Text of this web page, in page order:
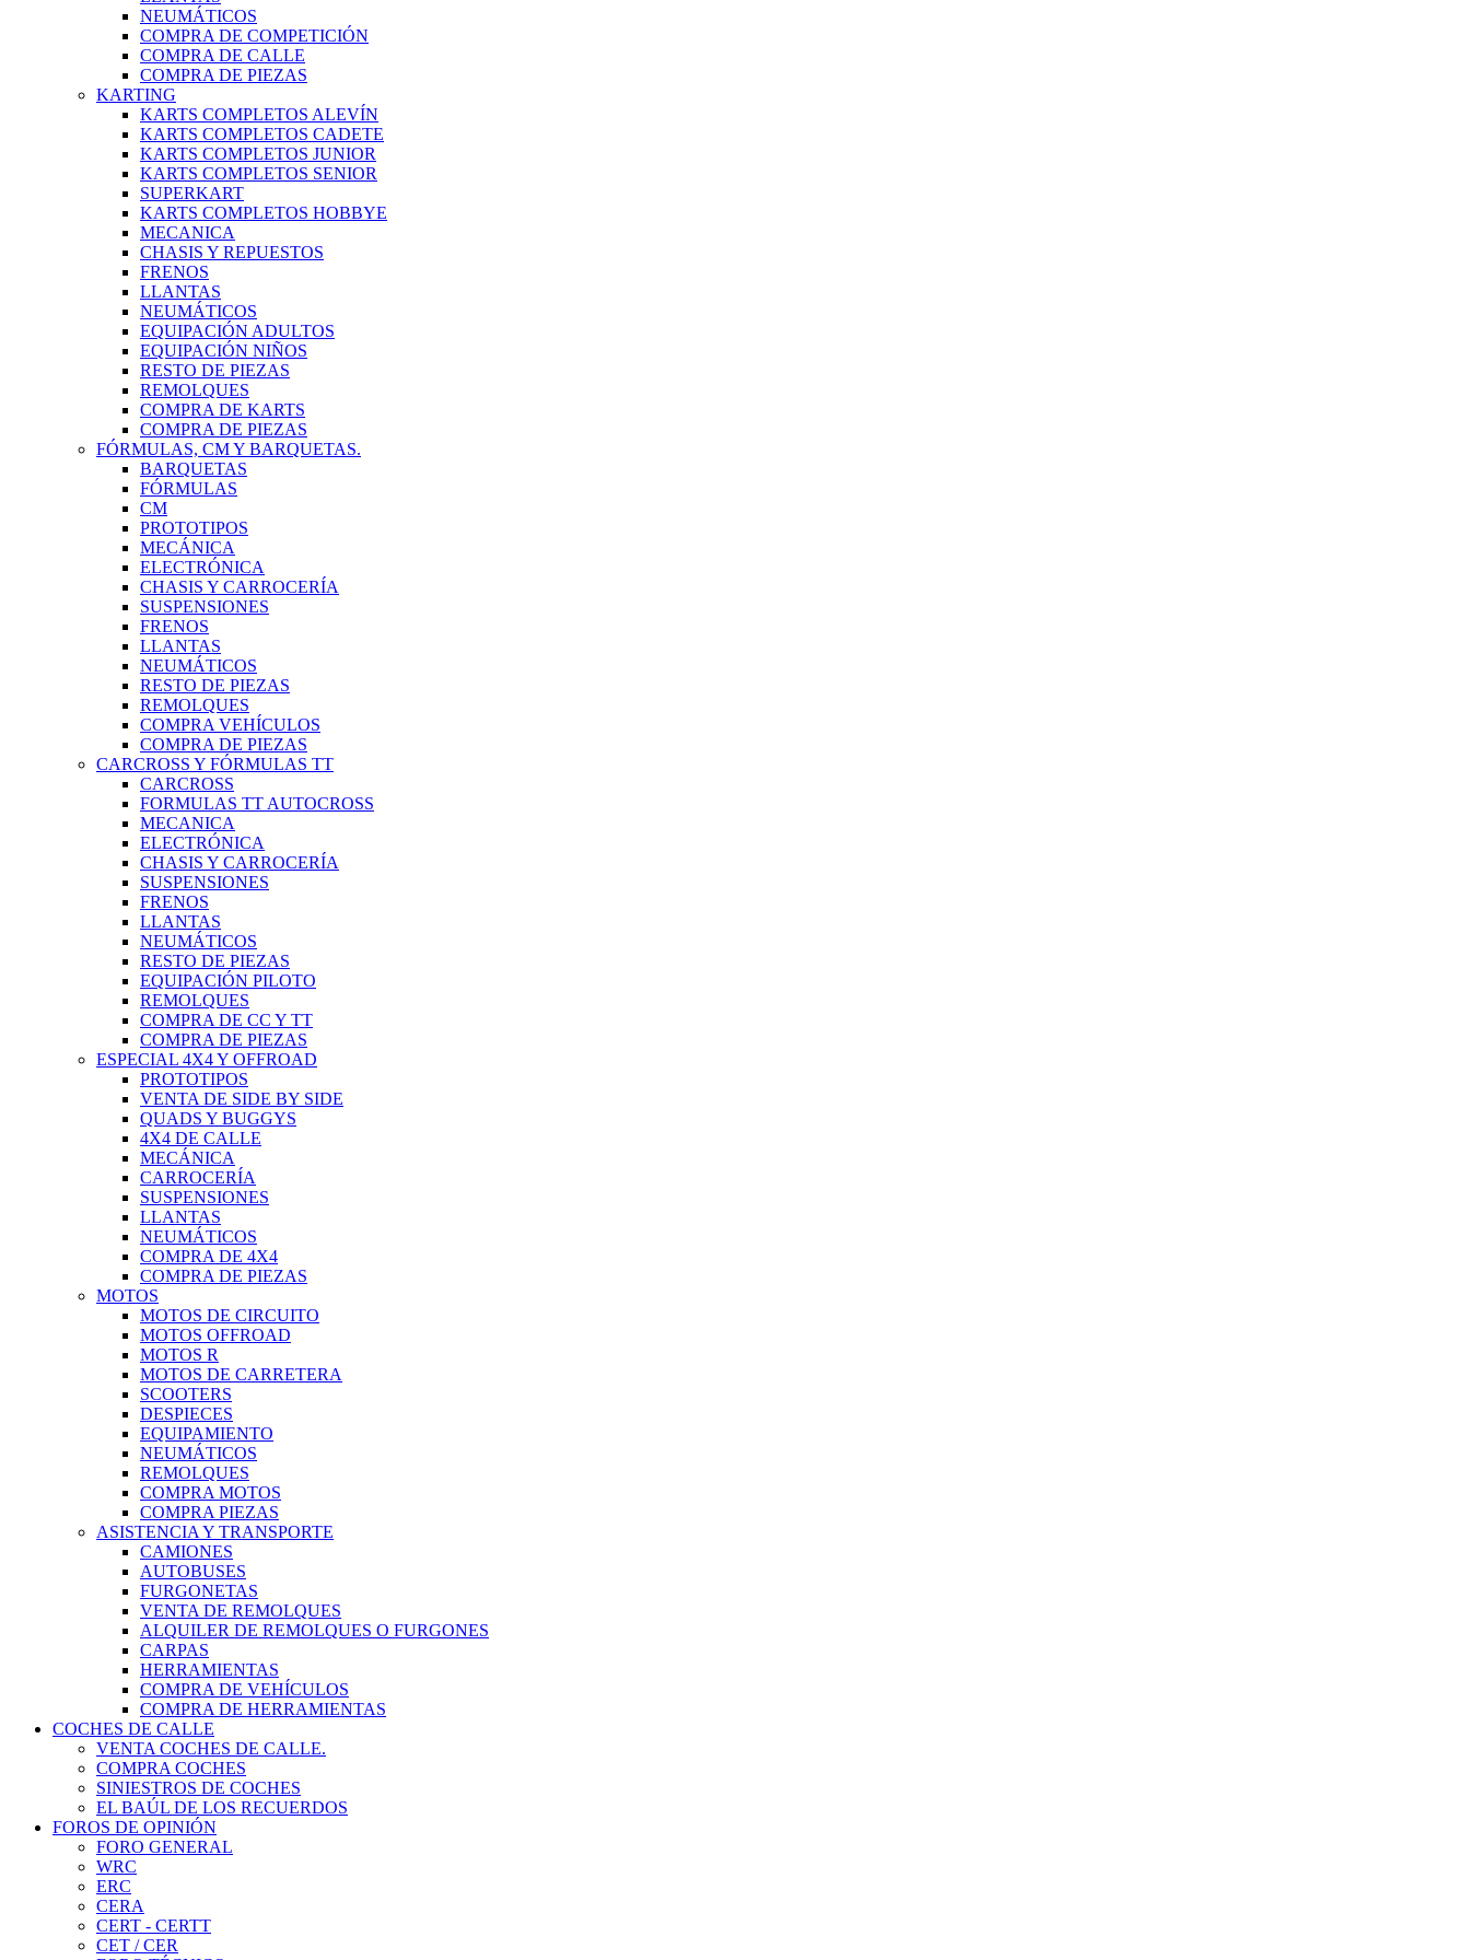
NEUMÁTICOS
COMPRA DE COMPETICIÓN
COMPRA DE CALLE
COMPRA DE PIEZAS
KARTING
KARTS COMPLETOS ALEVÍN
KARTS COMPLETOS CADETE
KARTS COMPLETOS JUNIOR
KARTS COMPLETOS SENIOR
SUPERKART
KARTS COMPLETOS HOBBYE
MECANICA
CHASIS Y REPUESTOS
FRENOS
LLANTAS
NEUMÁTICOS
EQUIPACIÓN ADULTOS
EQUIPACIÓN NIÑOS
RESTO DE PIEZAS
REMOLQUES
COMPRA DE KARTS
COMPRA DE PIEZAS
FÓRMULAS, CM Y BARQUETAS.
BARQUETAS
FÓRMULAS
CM
PROTOTIPOS
MECÁNICA
ELECTRÓNICA
CHASIS Y CARROCERÍA
SUSPENSIONES
FRENOS
LLANTAS
NEUMÁTICOS
RESTO DE PIEZAS
REMOLQUES
COMPRA VEHÍCULOS
COMPRA DE PIEZAS
CARCROSS Y FÓRMULAS TT
CARCROSS
FORMULAS TT AUTOCROSS
MECANICA
ELECTRÓNICA
CHASIS Y CARROCERÍA
SUSPENSIONES
FRENOS
LLANTAS
NEUMÁTICOS
RESTO DE PIEZAS
EQUIPACIÓN PILOTO
REMOLQUES
COMPRA DE CC Y TT
COMPRA DE PIEZAS
ESPECIAL 4X4 Y OFFROAD
PROTOTIPOS
VENTA DE SIDE BY SIDE
QUADS Y BUGGYS
4X4 DE CALLE
MECÁNICA
CARROCERÍA
SUSPENSIONES
LLANTAS
NEUMÁTICOS
COMPRA DE 4X4
COMPRA DE PIEZAS
MOTOS
MOTOS DE CIRCUITO
MOTOS OFFROAD
MOTOS R
MOTOS DE CARRETERA
SCOOTERS
DESPIECES
EQUIPAMIENTO
NEUMÁTICOS
REMOLQUES
COMPRA MOTOS
COMPRA PIEZAS
ASISTENCIA Y TRANSPORTE
CAMIONES
AUTOBUSES
FURGONETAS
VENTA DE REMOLQUES
ALQUILER DE REMOLQUES O FURGONES
CARPAS
HERRAMIENTAS
COMPRA DE VEHÍCULOS
COMPRA DE HERRAMIENTAS
COCHES DE CALLE
VENTA COCHES DE CALLE.
COMPRA COCHES
SINIESTROS DE COCHES
EL BAÚL DE LOS RECUERDOS
FOROS DE OPINIÓN
FORO GENERAL
WRC
ERC
CERA
CERT - CERTT
CET / CER